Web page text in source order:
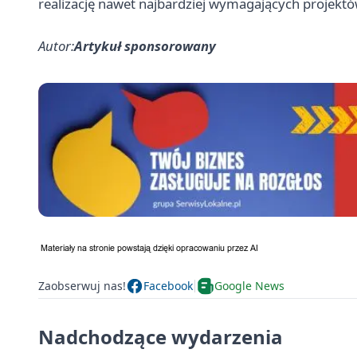
Autor:Artykuł sponsorowany
Zaobserwuj nas! Facebook Google News
Nadchodzące wydarzenia